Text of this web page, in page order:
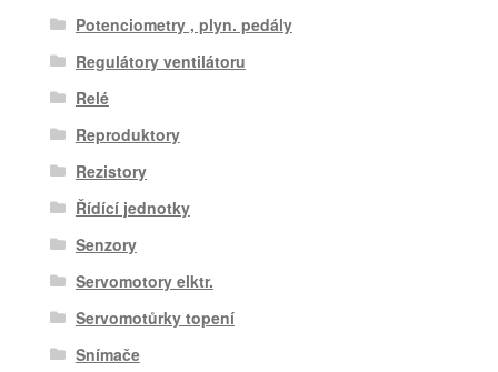
Potenciometry , plyn. pedály
Regulátory ventilátoru
Relé
Reproduktory
Rezistory
Řídící jednotky
Senzory
Servomotory elktr.
Servomotůrky topení
Snímače